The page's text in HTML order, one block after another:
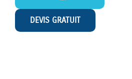
DEVIS GRATUIT